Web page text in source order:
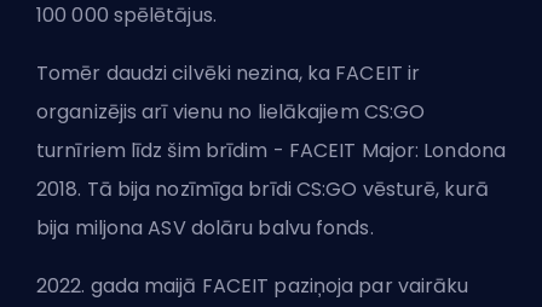
100 000 spēlētājus.
Tomēr daudzi cilvēki nezina, ka FACEIT ir
organizējis arī vienu no lielākajiem CS:GO
turnīriem līdz šim brīdim - FACEIT Major: Londona
2018. Tā bija nozīmīga brīdi CS:GO vēsturē, kurā
bija miljona ASV dolāru balvu fonds.
2022. gada maijā FACEIT paziņoja par vairāku